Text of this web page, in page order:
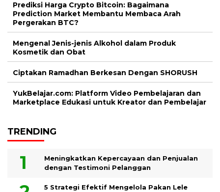
Prediksi Harga Crypto Bitcoin: Bagaimana
Prediction Market Membantu Membaca Arah
Pergerakan BTC?
Mengenal Jenis-jenis Alkohol dalam Produk
Kosmetik dan Obat
Ciptakan Ramadhan Berkesan Dengan SHORUSH
YukBelajar.com: Platform Video Pembelajaran dan
Marketplace Edukasi untuk Kreator dan Pembelajar
TRENDING
Meningkatkan Kepercayaan dan Penjualan
dengan Testimoni Pelanggan
5 Strategi Efektif Mengelola Pakan Lele